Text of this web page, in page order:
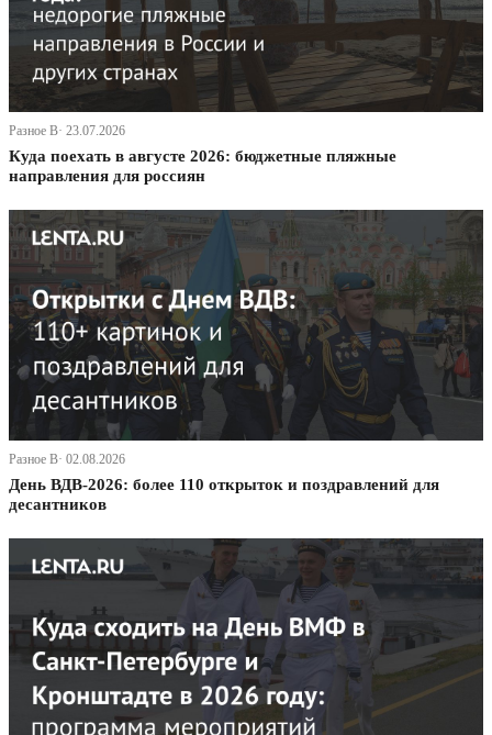
Разное В· 23.07.2026
Куда поехать в августе 2026: бюджетные пляжные
направления для россиян
Разное В· 02.08.2026
День ВДВ-2026: более 110 открыток и поздравлений для
десантников